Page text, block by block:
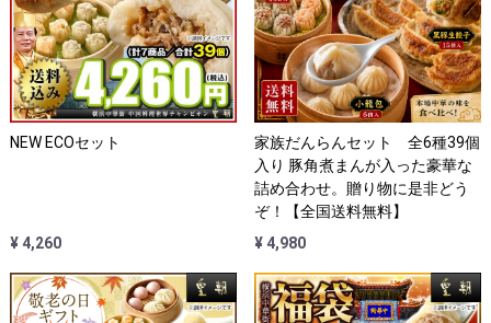
NEW ECOセット
¥ 4,260
家族だんらんセット 全6種39個
入り 豚角煮まんが入った豪華な
詰め合わせ。贈り物に是非どう
ぞ！【全国送料無料】
¥ 4,980